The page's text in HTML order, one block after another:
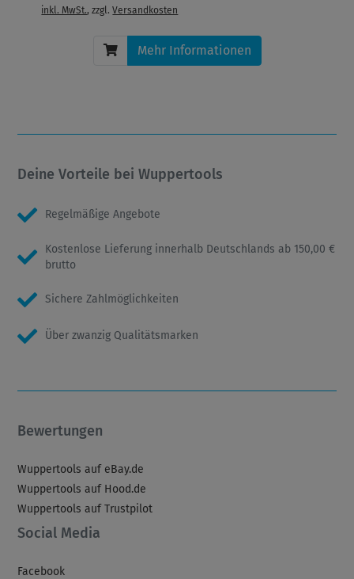
inkl. MwSt., zzgl.Versandkosten
Mehr Informationen
Deine Vorteile bei Wuppertools
Regelmäßige Angebote
Kostenlose Lieferung innerhalb Deutschlands ab 150,00 €
brutto
Sichere Zahlmöglichkeiten
Über zwanzig Qualitätsmarken
Bewertungen
Wuppertools auf eBay.de
Wuppertools auf Hood.de
Wuppertools auf Trustpilot
Social Media
Facebook